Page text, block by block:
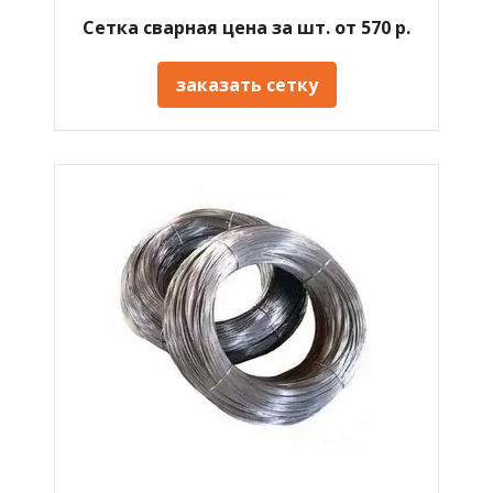
Сетка сварная цена за шт. от 570 р.
заказать сетку